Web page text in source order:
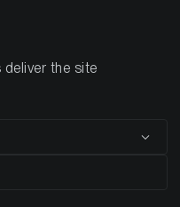
the site